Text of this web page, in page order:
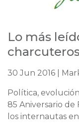
Lo más
30 Jun 2016 |
Política,
85 Aniversario
los internautas en